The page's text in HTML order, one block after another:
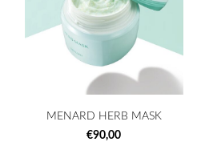
MENARD HERB MASK
€90,00